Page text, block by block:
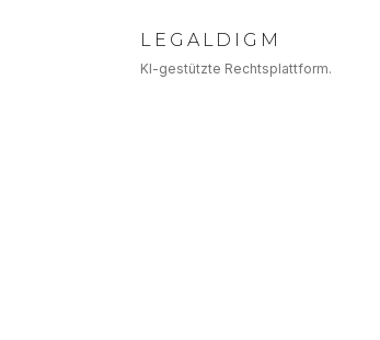
LEGALDIGM
KI-gestützte Rechtsplattform.